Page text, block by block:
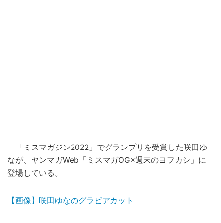
「ミスマガジン2022」でグランプリを受賞した咲田ゆ
なが、ヤンマガWeb「ミスマガOG×週末のヨフカシ」に
登場している。
【画像】咲田ゆなのグラビアカット